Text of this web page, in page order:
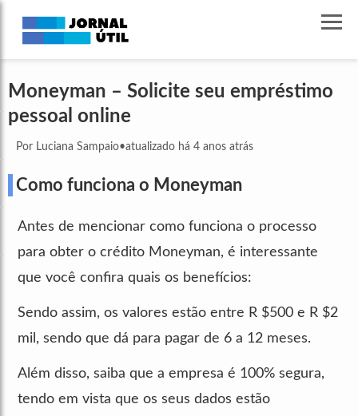
Moneyman – Solicite seu empréstimo
pessoal online
Por Luciana Sampaio•atualizado há 4 anos atrás
Como funciona o Moneyman
Antes de mencionar como funciona o processo
para obter o crédito Moneyman, é interessante
que você confira quais os benefícios:
Sendo assim, os valores estão entre R $500 e R $2
mil, sendo que dá para pagar de 6 a 12 meses.
Além disso, saiba que a empresa é 100% segura,
tendo em vista que os seus dados estão